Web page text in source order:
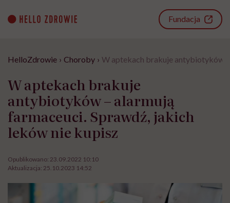
content
Fundacja
HelloZdrowie › Choroby › W aptekach brakuje antybiotyków
W aptekach brakuje
antybiotyków – alarmują
farmaceuci. Sprawdź, jakich
leków nie kupisz
Opublikowano: 23.09.2022 10:10
Aktualizacja: 25.10.2023 14:52